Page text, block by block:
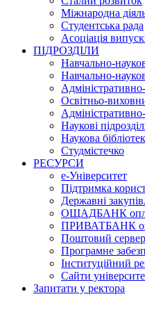
Міжнародна
Студентська рада
Асоціація
ПІДРОЗДІЛИ
Навчально-
Навчально-
Освітньо-
Наукові
Наукова
Студмістечко
РЕСУРСИ
е-Університет
Підтримка
Державні
ОЩАДБАНК
ПРИВАТБАНК
Поштовий сервер
Програмне
Інституційний
Сайти
Запитати у ректора